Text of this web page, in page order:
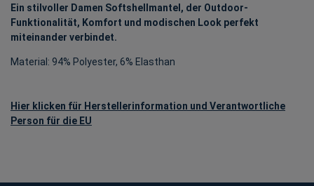
Ein stilvoller Damen Softshellmantel, der Outdoor-
Funktionalität, Komfort und modischen Look perfekt
miteinander verbindet.
Material: 94% Polyester, 6% Elasthan
Hier klicken für Herstellerinformation und Verantwortliche
Person für die EU